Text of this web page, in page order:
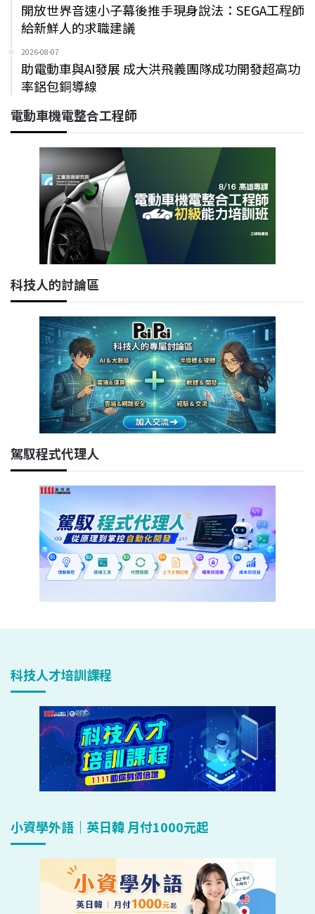
開放世界音速小子幕後推手現身說法：SEGA工程師
給新鮮人的求職建議
2026-08-07
助電動車與AI發展 成大洪飛義團隊成功開發超高功
率鋁包銅導線
電動車機電整合工程師
科技人的討論區
駕馭程式代理人
科技人才培訓課程
小資學外語｜英日韓 月付1000元起